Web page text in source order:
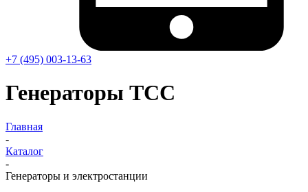
+7 (495) 003-13-63
Генераторы ТСС
Главная
-
Каталог
-
Генераторы и электростанции